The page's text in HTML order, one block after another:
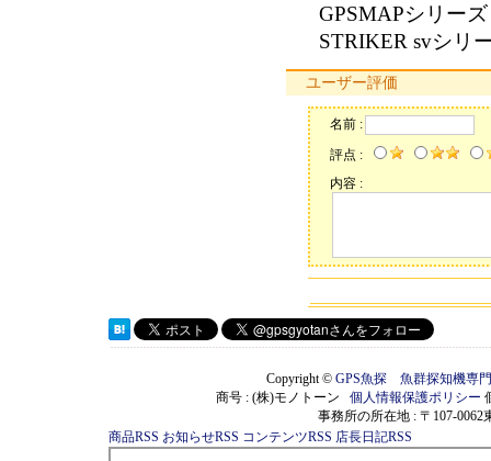
GPSMAPシリーズ
STRIKER svシリ
ユーザー評価
名前 :
評点 :
内容 :
Copyright © GPS魚探 魚群探知機専
商号 : (株)モノトーン 個人情報保護ポリシー
事務所の所在地 : 〒107-
商品RSS お知らせRSS コンテンツRSS 店長日記RSS